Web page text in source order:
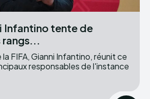
Infantino tente de
rangs...
FIFA, Gianni Infantino, réunit ce
responsables de l'instance